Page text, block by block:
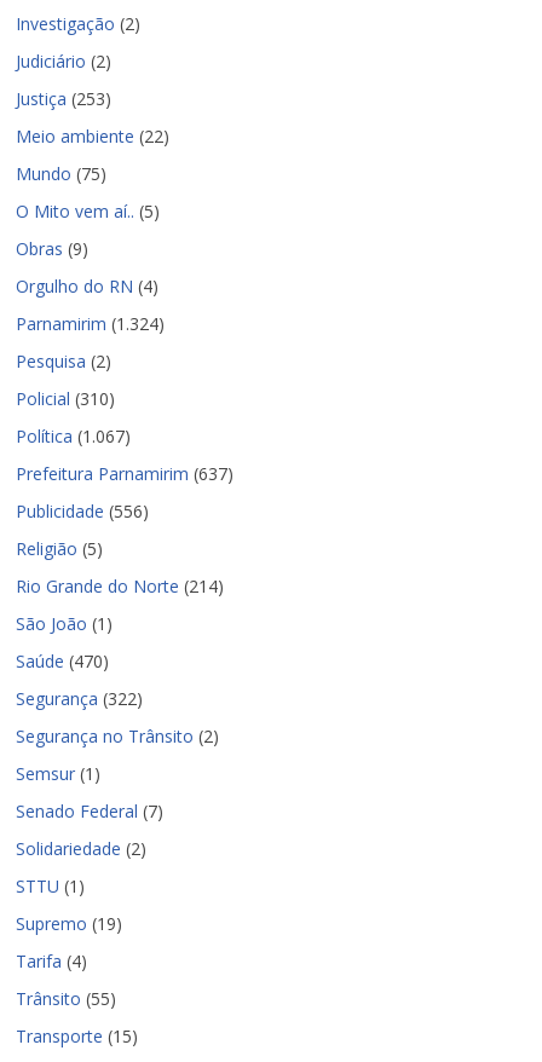
Investigação (2)
Judiciário (2)
Justiça (253)
Meio ambiente (22)
Mundo (75)
O Mito vem aí.. (5)
Obras (9)
Orgulho do RN (4)
Parnamirim (1.324)
Pesquisa (2)
Policial (310)
Política (1.067)
Prefeitura Parnamirim (637)
Publicidade (556)
Religião (5)
Rio Grande do Norte (214)
São João (1)
Saúde (470)
Segurança (322)
Segurança no Trânsito (2)
Semsur (1)
Senado Federal (7)
Solidariedade (2)
STTU (1)
Supremo (19)
Tarifa (4)
Trânsito (55)
Transporte (15)